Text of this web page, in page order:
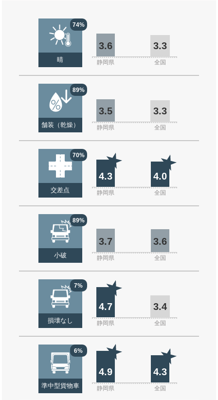
74%
晴
3.6 3.3
静岡県 全国
89%
舗装（乾燥）
3.5 3.3
静岡県 全国
70%
交差点
4.3 4.0
静岡県 全国
89%
小破
3.7 3.6
静岡県 全国
7%
損壊なし
4.7 3.4
静岡県 全国
6%
準中型貨物車
4.9 4.3
静岡県 全国